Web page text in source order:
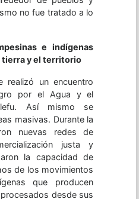
no fue tratado a lo
e indígenas
tierra y el territorio
realizó un encuentro
por el Agua y el
Así mismo se
masivas. Durante la
nuevas redes de
justa y
la capacidad de
de los movimientos
que producen
desde sus